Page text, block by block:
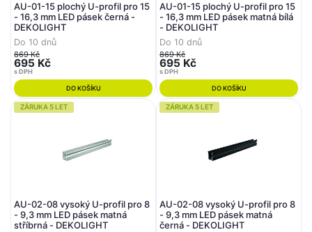
AU-01-15 plochý U-profil pro 15
- 16,3 mm LED pásek černá -
DEKOLIGHT
Do 10 dnů
869 Kč
695 Kč
s DPH
DO KOŠÍKU
AU-01-15 plochý U-profil pro 15
- 16,3 mm LED pásek matná bílá
- DEKOLIGHT
Do 10 dnů
869 Kč
695 Kč
s DPH
DO KOŠÍKU
ZÁRUKA 5 LET
AU-02-08 vysoký U-profil pro 8
- 9,3 mm LED pásek matná
stříbrná - DEKOLIGHT
ZÁRUKA 5 LET
AU-02-08 vysoký U-profil pro 8
- 9,3 mm LED pásek matná
černá - DEKOLIGHT